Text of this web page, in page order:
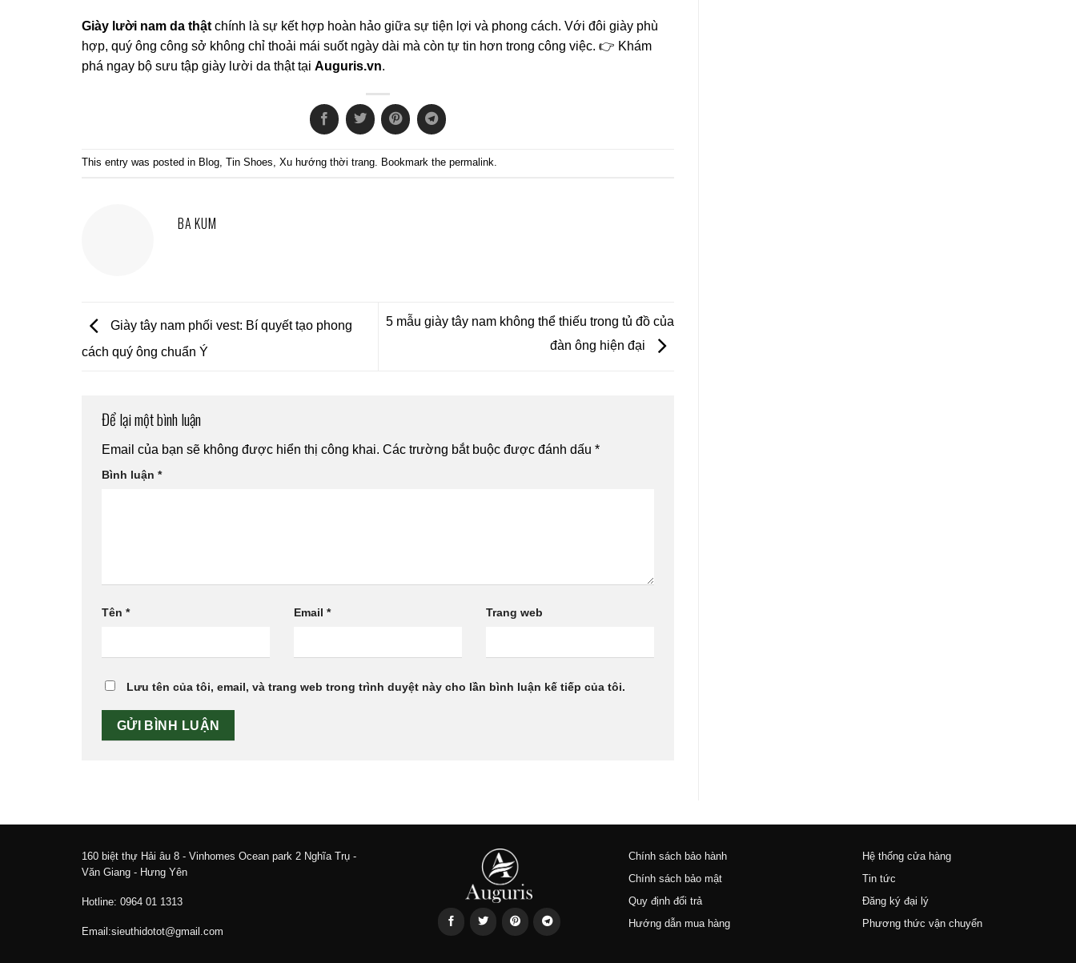
Giày lười nam da thật chính là sự kết hợp hoàn hảo giữa sự tiện lợi và phong cách. Với đôi giày phù
hợp, quý ông công sở không chỉ thoải mái suốt ngày dài mà còn tự tin hơn trong công việc. 👉 Khám
phá ngay bộ sưu tập giày lười da thật tại Auguris.vn.
This entry was posted in Blog, Tin Shoes, Xu hướng thời trang. Bookmark the permalink.
BA KUM
Giày tây nam phối vest: Bí quyết tạo phong
cách quý ông chuẩn Ý
5 mẫu giày tây nam không thể thiếu trong tủ đồ của
đàn ông hiện đại
Để lại một bình luận
Email của bạn sẽ không được hiển thị công khai. Các trường bắt buộc được đánh dấu *
Bình luận *
Tên * Email * Trang web
Lưu tên của tôi, email, và trang web trong trình duyệt này cho lần bình luận kế tiếp của tôi.
160 biệt thự Hải âu 8 - Vinhomes Ocean park 2 Nghĩa Trụ -
Văn Giang - Hưng Yên
Hotline: 0964 01 1313
Email:sieuthidotot@gmail.com
Chính sách bảo hành
Chính sách bảo mật
Quy định đổi trả
Hướng dẫn mua hàng
Hệ thống cửa hàng
Tin tức
Đăng ký đại lý
Phương thức vận chuyển